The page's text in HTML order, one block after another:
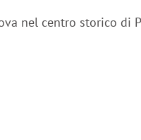
nel centro storico di